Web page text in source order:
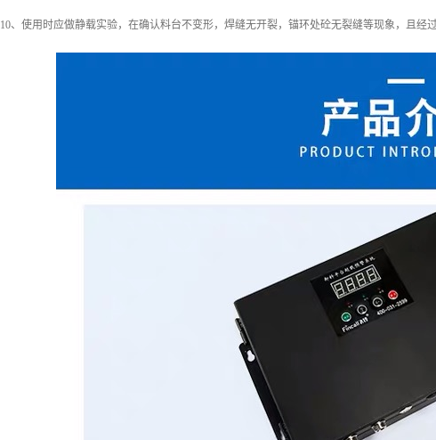
10、使用时应做静载实验，在确认料台不变形，焊缝无开裂，锚环处砼无裂缝等现象，且经